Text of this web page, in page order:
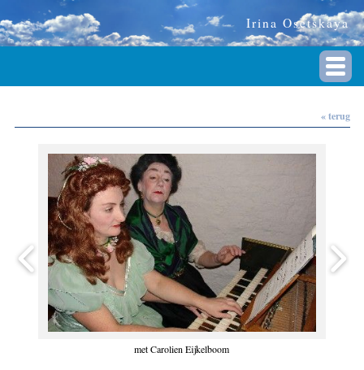
Irina Osetskaya
« terug
met Carolien Eijkelboom